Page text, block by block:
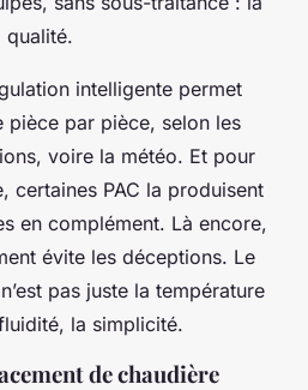
qualité.
intelligente permet
pièce par pièce, selon les
voire la météo. Et pour
certaines PAC la produisent
en complément. Là encore,
évite les déceptions. Le
pas juste la température
la simplicité.
de chaudière